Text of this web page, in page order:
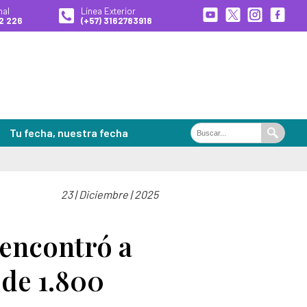
226
Línea Exterior
(+57) 3162783918
Tu fecha, nuestra fecha
Buscar
en
Buscar
23 | Diciembre | 2025
a
1.800